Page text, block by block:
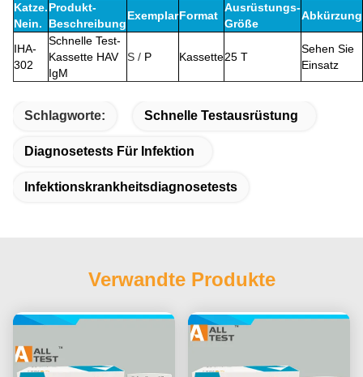
Katze.
Nein.
Produkt-
Beschreibung
ExemplarFormat
Ausrüstungs-
Größe
Abkürzung
IHA-
302
Schnelle Test-
Kassette HAV
IgM
S / P Kassette25 T
Sehen Sie
Einsatz
Schlagworte: Schnelle Testausrüstung
Diagnosetests Für Infektion
Infektionskrankheitsdiagnosetests
Verwandte Produkte